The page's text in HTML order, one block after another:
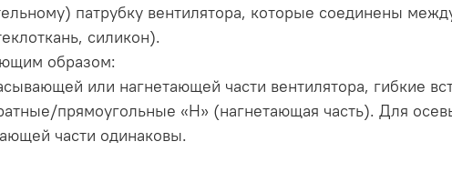
патрубку вентилятора, которые соединены
силикон).
образом:
или нагнетающей части вентилятора, гибкие
прямоугольные «Н» (нагнетающая часть). Для
части одинаковы.